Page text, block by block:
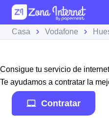
Casa Vodafone
Consigue tu servicio de
Te ayudamos a contratar la
Contratar